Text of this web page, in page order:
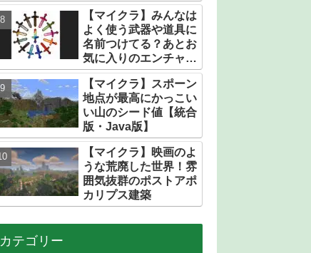
【マイクラ】みんなは
よく使う武器や道具に
名前つけてる？あとお
気に入りのエンチャン
トある？
【マイクラ】スポーン
地点が最高にかっこい
い山のシード値【統合
版・Java版】
【マイクラ】映画のよ
うな荒廃した世界！雰
囲気抜群のポストアポ
カリプス建築
カテゴリー